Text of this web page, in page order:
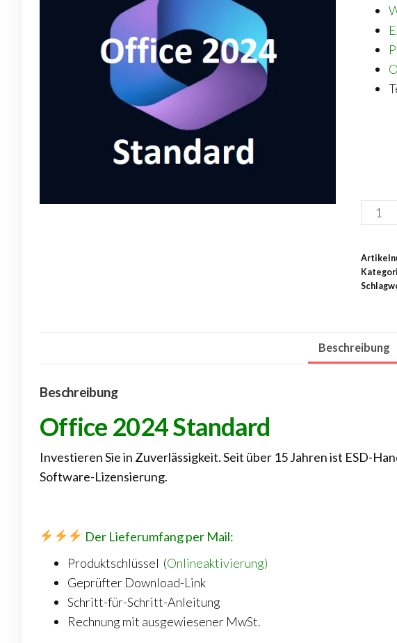
Office
2024
1
PC
Beschreibung
Beschreibung
Office 2024 Standard
Investieren Sie in Zuverlässigkeit. Seit über 15 Jahren ist ESD-
Software-Lizensierung.
Der Lieferumfang per Mail:
Produktschlüssel (Onlineaktivierung)
Geprüfter Download-Link
Schritt-für-Schritt-Anleitung
Rechnung mit ausgewiesener MwSt.